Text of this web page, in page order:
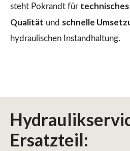
steht Pokrandt für
Qualität und schnelle
hydraulischen Instandhaltung.
Ersatzteil: